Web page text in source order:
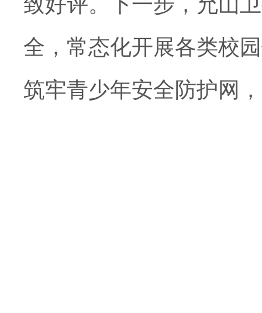
全，常态化开展各类校
筑牢青少年安全防护网